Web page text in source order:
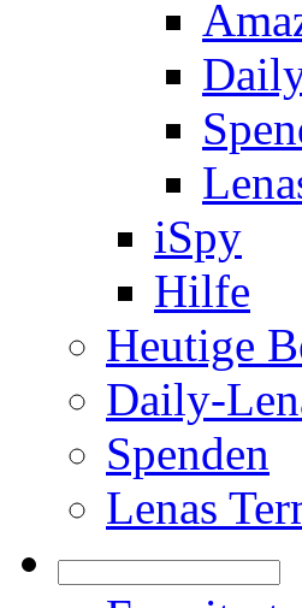
iSpy
Hilfe
Heutige
Daily-
Spenden
Lenas